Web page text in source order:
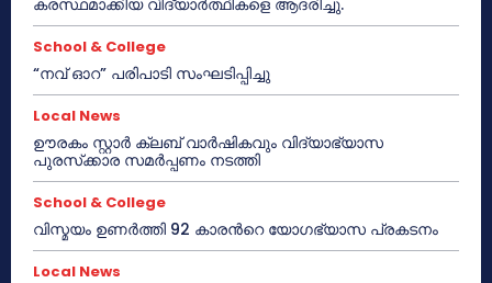
School & College
“നവ് ഓറ” പരിപാടി സംഘടിപ്പിച്ചു
Local News
ഊരകം സ്റ്റാർ ക്ലബ് വാർഷികവും വിദ്യാഭ്യാസ
പുരസ്‌ക്കാര സമർപ്പണം നടത്തി
School & College
വിസ്മയം ഉണർത്തി 92 കാരൻറെ യോഗഭ്യാസ പ്രകടനം
Local News